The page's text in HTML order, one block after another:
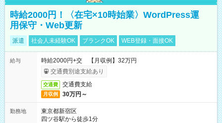
時給2000円！〈在宅×10時始業〉WordPress運
用保守・Web更新
派遣 社会人未経験OK ブランクOK WEB登録・面接OK
給与
時給2000円+交 【月収例】32万円
交通費別途支給あり
交通費 交通費支給
月収例 30万円～
勤務地
東京都新宿区
四ツ谷駅から徒歩1分